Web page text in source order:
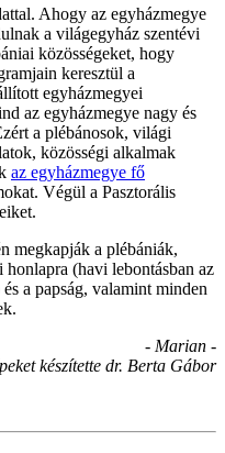
Ahogy az egyházmegye
a világegyház szentévi
közösségeket, hogy
keresztül a
egyházmegyei
az egyházmegye nagy és
a plébánosok, világi
közösségi alkalmak
az egyházmegye fő
Végül a Pasztorális
megkapják a plébániák,
(havi lebontásban az
a papság, valamint minden
- Marian -
készítette dr. Berta Gábor